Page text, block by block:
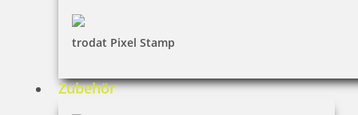
trodat Pixel Stamp
Zubehör
Printy 4924 Tauchstempel 14 Taucherstempel Motiv Zitteraal